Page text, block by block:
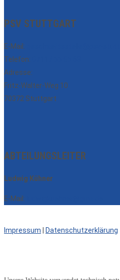
PSV STUTTGART
E-Mail:
Telefon:
Adresse:
Fritz-Walter-Weg 10
70372 Stuttgart
ABTEILUNGSLEITER
Ludwig Kühner
E-Mail:
Impressum Datenschutzerklärung